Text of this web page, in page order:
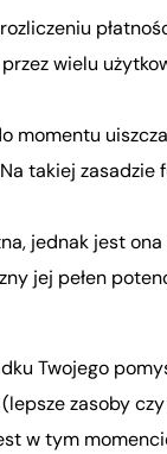
wielu
takiej zasadzie
jednak jest
jej pełen
Twojego
zasoby
w tym